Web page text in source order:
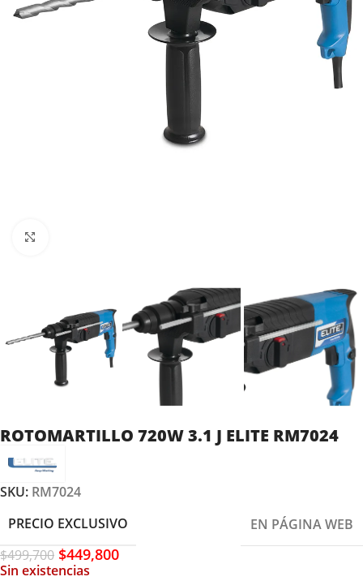
ROTOMARTILLO 720W 3.1 J ELITE RM7024
SKU: RM7024
PRECIO EXCLUSIVO
EN PÁGINA WEB
$499,700 $449,800
Sin existencias